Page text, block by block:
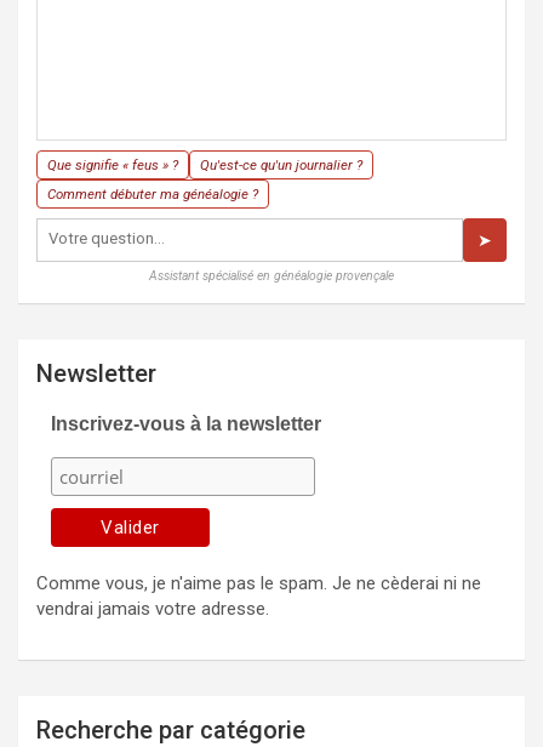
Que signifie « feus » ?
Qu'est-ce qu'un journalier ?
Comment débuter ma généalogie ?
➤
Assistant spécialisé en généalogie provençale
Newsletter
Inscrivez-vous à la newsletter
Comme vous, je n'aime pas le spam. Je ne cèderai ni ne
vendrai jamais votre adresse.
Recherche par catégorie